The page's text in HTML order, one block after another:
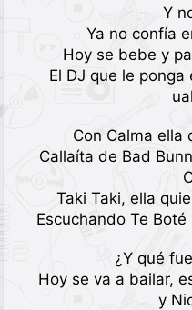
Y
Ya no confía
Hoy se bebe y
El DJ que le
Con Calma ella
Callaíta de Bad
Taki Taki, ella
Escuchando Te
¿Y qué
Hoy se va a bailar,
y